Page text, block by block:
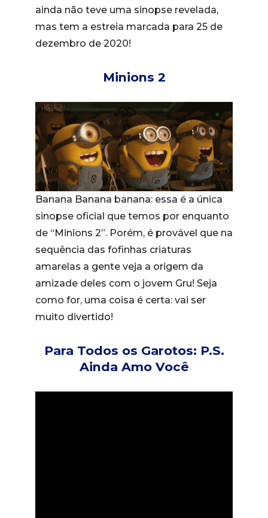
ainda não teve uma sinopse revelada,
mas tem a estreia marcada para 25 de
dezembro de 2020!
Minions 2
Banana Banana banana: essa é a única
sinopse oficial que temos por enquanto
de “Minions 2”. Porém, é provável que na
sequência das fofinhas criaturas
amarelas a gente veja a origem da
amizade deles com o jovem Gru! Seja
como for, uma coisa é certa: vai ser
muito divertido!
Para Todos os Garotos: P.S.
Ainda Amo Você